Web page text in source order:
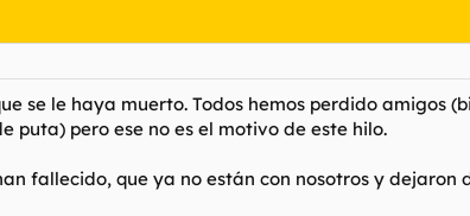
se le haya muerto. Todos hemos perdido amigos
puta) pero ese no es el motivo de este hilo.
fallecido, que ya no están con nosotros y